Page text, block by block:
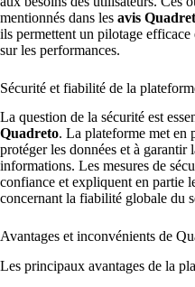
mentionnés dans les avis
ils permettent un pilotage
sur les performances.
Sécurité et fiabilité de la
La question de la sécurité est
Quadreto. La plateforme met en
protéger les données et à garantir
informations. Les mesures de
confiance et expliquent en partie
concernant la fiabilité globale du
Avantages et inconvénients de
Les principaux avantages de la